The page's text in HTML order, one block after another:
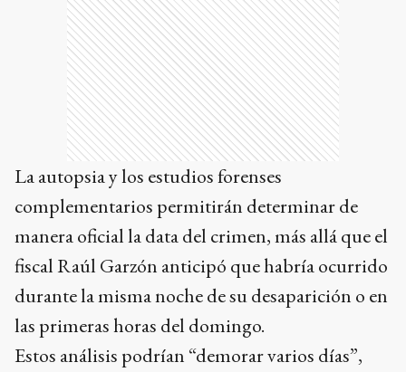
La autopsia y los estudios forenses
complementarios permitirán determinar de
manera oficial la data del crimen, más allá que el
fiscal Raúl Garzón anticipó que habría ocurrido
durante la misma noche de su desaparición o en
las primeras horas del domingo.
Estos análisis podrían “demorar varios días”,